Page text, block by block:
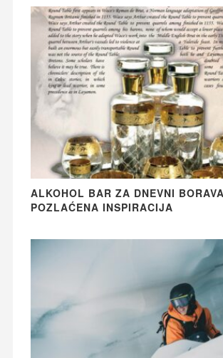
ALKOHOL BAR ZA DNEVNI
POZLAĆENA INSPIRACIJA